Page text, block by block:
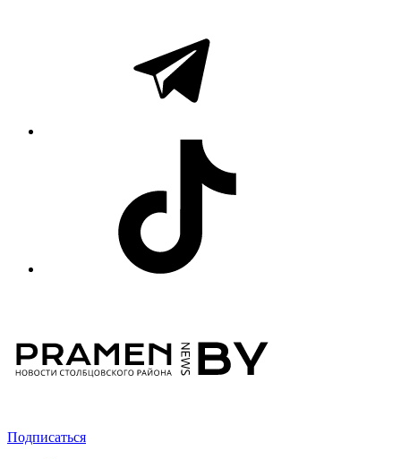
Подписаться